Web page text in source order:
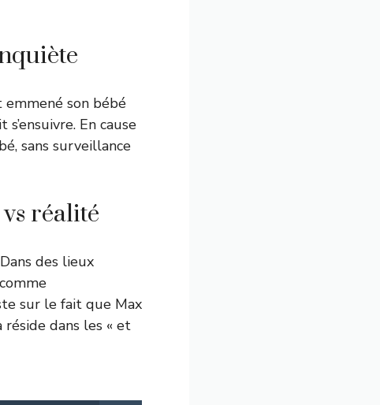
son bébé
En cause
sans surveillance
réalité
des lieux
sur le fait que Max
réside dans les « et